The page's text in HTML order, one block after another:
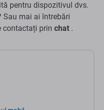
pentru dispozitivul dvs.
Sau mai ai întrebări
contactați prin chat .